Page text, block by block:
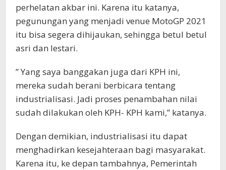
perhelatan akbar ini. Karena itu katanya,
pegunungan yang menjadi venue MotoGP 2021
itu bisa segera dihijaukan, sehingga betul betul
asri dan lestari.
” Yang saya banggakan juga dari KPH ini,
mereka sudah berani berbicara tentang
industrialisasi. Jadi proses penambahan nilai
sudah dilakukan oleh KPH- KPH kami,” katanya.
Dengan demikian, industrialisasi itu dapat
menghadirkan kesejahteraan bagi masyarakat.
Karena itu, ke depan tambahnya, Pemerintah